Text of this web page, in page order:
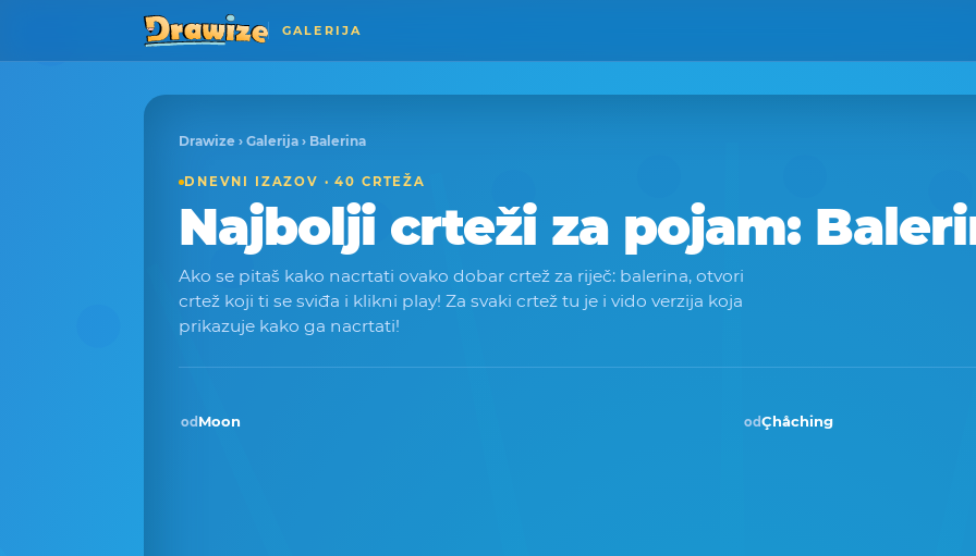
GALERIJA
Drawize › Galerija › Balerina
DNEVNI IZAZOV · 40 CRTEŽA
Najbolji crteži za pojam:
Ako se pitaš kako nacrtati ovako dobar crtež za riječ: balerina, otvori
crtež koji ti se sviđa i klikni play! Za svaki crtež tu je i vido verzija koja
prikazuje kako ga nacrtati!
Pobjednik · lis 2025
od Moon odÇhåching